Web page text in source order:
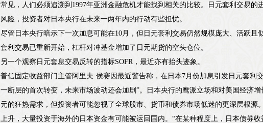
常见，人们必须追溯到1997年亚洲金融危机才能找到相关的比较。日元套利交易的
风险，投资者对日本央行在未来一两年内的行动有些担忧。
尽管日本央行暗示下一次加息可能在10月，但日元套利交易仍然规模庞大、活跃且
套利交易已重新开始，杠杆对冲基金增加了日元期货的空头仓位。
另一个观察日元套息交易反转的指标SOFR，最近亦有抬头迹象。
普信固定收益部门主管阿里夫·侯赛因最近警告称，在日本7月份加息引发日元套利
一断层的首次转变，未来市场波动还会加剧”。日本央行的鹰派立场和对美国经济
元的狂热需求，但投资者可能忽视了全球股市、货币和债券市场低迷的更深层根源
上升，大量投资于海外的日本资金有可能被运回国内。“在某种程度上，日本债券